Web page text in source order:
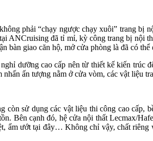
phải “chạy ngược chạy xuôi” trang
ANCruising đã tỉ mỉ, kỳ công trang bị nội
bàn giao căn hộ, mở cửa phòng là đã có
dưỡng cao cấp nên từ thiết kế kiến trúc
ấn tượng nằm ở cửa vòm, các vật liệu
còn sử dụng các vật liệu thi công cao
Bên cạnh đó, hệ cửa nội thất Lecmax/
ẩm ướt tại đây… Không chỉ vậy, chất